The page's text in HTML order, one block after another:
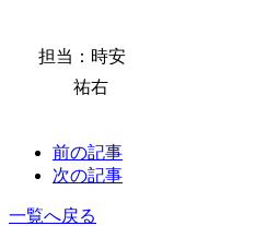
担当：時安
祐右
前の記事
次の記事
一覧へ戻る